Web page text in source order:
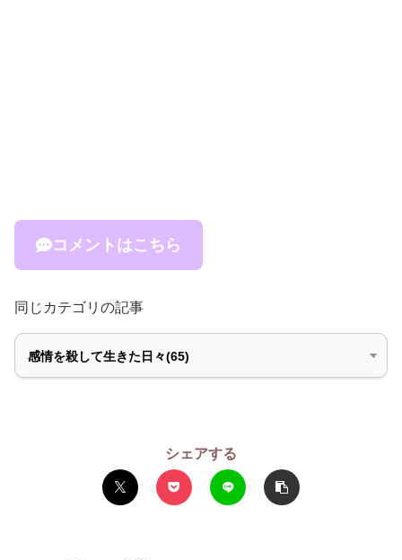
コメントはこちら
同じカテゴリの記事
シェアする